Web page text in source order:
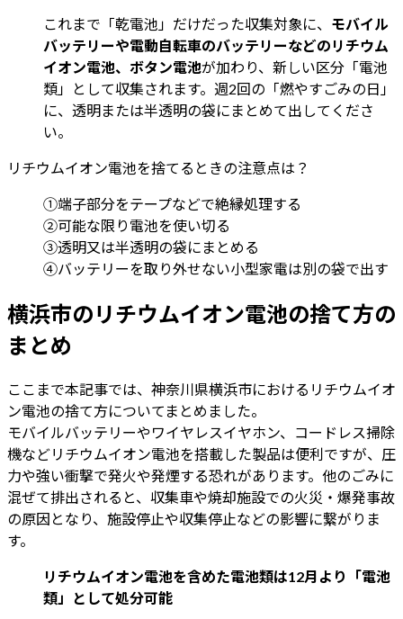
これまで「乾電池」だけだった収集対象に、 モバイル
バッテリーや電動自転車のバッテリーなどのリチウム
イオン電池、ボタン電池が加わり、新しい区分「電池
類」として収集されます。週2回の「燃やすごみの日」
に、透明または半透明の袋にまとめて出してくださ
い。
リチウムイオン電池を捨てるときの注意点は？
①端子部分をテープなどで絶縁処理する
②可能な限り電池を使い切る
③透明又は半透明の袋にまとめる
④バッテリーを取り外せない小型家電は別の袋で出す
横浜市のリチウムイオン電池の捨て方の
まとめ
ここまで本記事では、神奈川県横浜市におけるリチウムイオ
ン電池の捨て方についてまとめました。
モバイルバッテリーやワイヤレスイヤホン、コードレス掃除
機などリチウムイオン電池を搭載した製品は便利ですが、圧
力や強い衝撃で発火や発煙する恐れがあります。他のごみに
混ぜて排出されると、収集車や焼却施設での火災・爆発事故
の原因となり、施設停止や収集停止などの影響に繋がりま
す。
リチウムイオン電池を含めた電池類は12月より「電池
類」として処分可能